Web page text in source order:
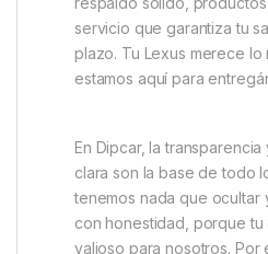
servicio que garantiza tu
plazo. Tu Lexus merece lo
estamos aquí para
En Dipcar, la
clara son la base de todo
tenemos nada que ocultar
con honestidad, porque tu
valioso para nosotros. Por